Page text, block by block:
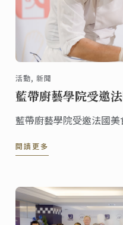
活動, 新聞
藍帶廚藝學院受邀
藍帶廚藝學院受邀法國
閱讀更多